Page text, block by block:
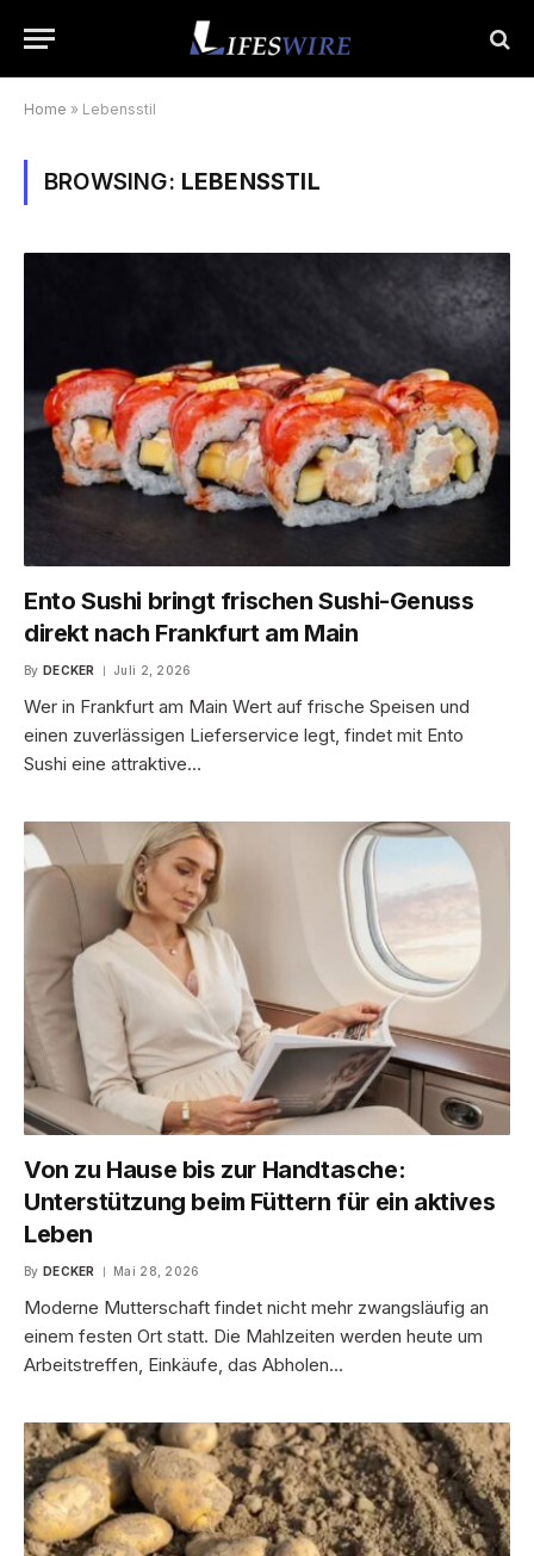
Home » Lebensstil
BROWSING: LEBENSSTIL
Ento Sushi bringt frischen Sushi-Genuss
direkt nach Frankfurt am Main
By DECKER Juli 2, 2026
Wer in Frankfurt am Main Wert auf frische Speisen und
einen zuverlässigen Lieferservice legt, findet mit Ento
Sushi eine attraktive…
Von zu Hause bis zur Handtasche:
Unterstützung beim Füttern für ein aktives
Leben
By DECKER Mai 28, 2026
Moderne Mutterschaft findet nicht mehr zwangsläufig an
einem festen Ort statt. Die Mahlzeiten werden heute um
Arbeitstreffen, Einkäufe, das Abholen…